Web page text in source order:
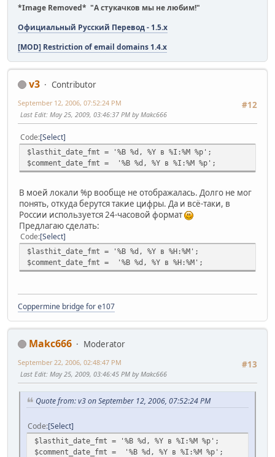
*Image Removed* "А стукачков мы не любим!"
Официальный Русский Перевод - 1.5.x
[MOD] Restriction of email domains 1.4.x
v3
Contributor
#12
September 12, 2006, 07:52:24 PM
Last Edit: May 25, 2009, 03:46:37 PM by Makc666
Code Select
$lasthit_date_fmt = '%B %d, %Y в %I:%M %p';
$comment_date_fmt = '%B %d, %Y в %I:%M %p';
В моей локали %p вообще не отображалась. Долго не мог
понять, откуда берутся такие цифры. Да и всё-таки, в
России используется 24-часовой формат
Предлагаю сделать:
Code Select
$lasthit_date_fmt = '%B %d, %Y в %H:%M';
$comment_date_fmt = '%B %d, %Y в %H:%M';
Coppermine bridge for e107
Makc666
Moderator
#13
September 22, 2006, 02:48:47 PM
Last Edit: May 25, 2009, 03:46:45 PM by Makc666
Quote from: v3 on September 12, 2006, 07:52:24 PM
Code Select
$lasthit_date_fmt = '%B %d, %Y в %I:%M %p';
$comment_date_fmt = '%B %d, %Y в %I:%M %p';